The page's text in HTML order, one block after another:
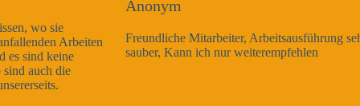
Freundliche Mitarbeiter, Arbeitsausführung sehr gut und sehr
sauber, Kann ich nur weiterempfehlen